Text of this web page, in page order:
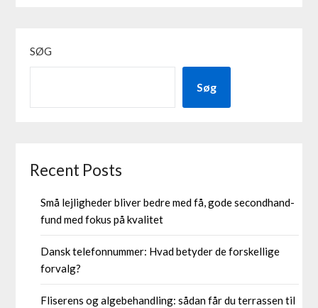
SØG
Søg
Recent Posts
Små lejligheder bliver bedre med få, gode secondhand-
fund med fokus på kvalitet
Dansk telefonnummer: Hvad betyder de forskellige
forvalg?
Fliserens og algebehandling: sådan får du terrassen til